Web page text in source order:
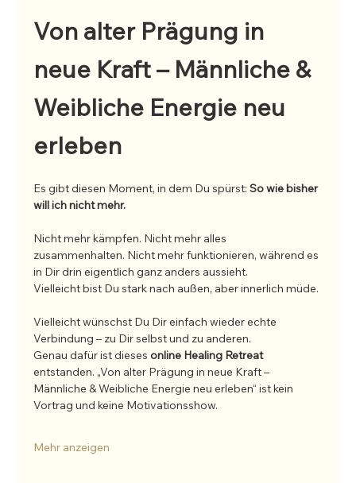
Von alter Prägung in
neue Kraft – Männliche &
Weibliche Energie neu
erleben
Es gibt diesen Moment, in dem Du spürst: So wie bisher
will ich nicht mehr.
Nicht mehr kämpfen. Nicht mehr alles
zusammenhalten. Nicht mehr funktionieren, während es
in Dir drin eigentlich ganz anders aussieht.
Vielleicht bist Du stark nach außen, aber innerlich müde.
Vielleicht wünschst Du Dir einfach wieder echte
Verbindung – zu Dir selbst und zu anderen.
Genau dafür ist dieses online Healing Retreat
entstanden. „Von alter Prägung in neue Kraft –
Männliche & Weibliche Energie neu erleben“ ist kein
Vortrag und keine Motivationsshow.
Mehr anzeigen